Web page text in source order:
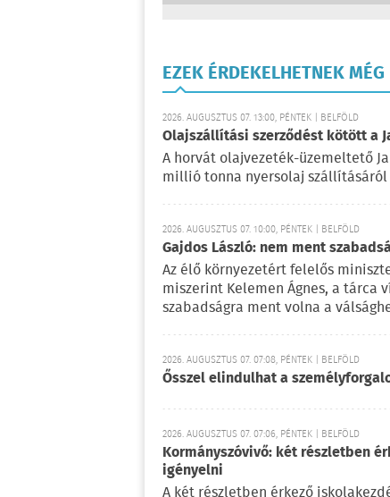
EZEK ÉRDEKELHETNEK MÉG
2026. AUGUSZTUS 07. 13:00, PÉNTEK | BELFÖLD
Olajszállítási szerződést kötött a
A horvát olajvezeték-üzemeltető
millió tonna nyersolaj
2026. AUGUSZTUS 07. 10:00, PÉNTEK | BELFÖLD
Gajdos László: nem ment
Az élő környezetért felelős
miszerint Kelemen Ágnes, a
szabadságra ment volna a
2026. AUGUSZTUS 07. 07:08, PÉNTEK | BELFÖLD
Ősszel elindulhat a
2026. AUGUSZTUS 07. 07:06, PÉNTEK | BELFÖLD
Kormányszóvivő: két részletben
igényelni